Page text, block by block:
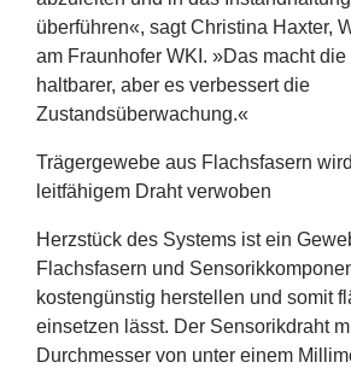
überführen«, sagt Christina Haxter,
am Fraunhofer WKI . »Das macht
haltbarer, aber es verbessert die
Zustandsüberwachung.«
Trägergewebe aus Flachsfasern
leitfähigem Draht verwoben
Herzstück des Systems ist ein
Flachsfasern und
kostengünstig herstellen und somit
einsetzen lässt. Der Sensorikdraht
Durchmesser von unter einem